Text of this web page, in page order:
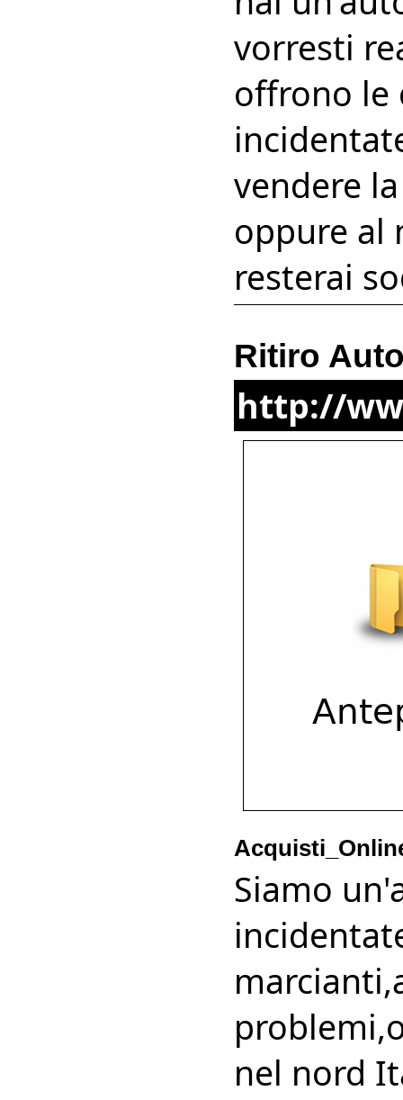
vorresti
offrono le
vendere
oppure al
resterai
Ritiro
http://
Siamo
nel nord